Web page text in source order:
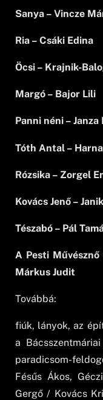
Sanya – Vincze
Ria – Csáki Edina
Öcsi – Krajnik-
Margó – Bajor Lili
Panni néni –
Tóth Antal –
Rózsika – Zorgel
Kovács Jenő –
Tészabó – Pál
A Pesti
Márkus Judit
Továbbá:
fiúk, lányok, az
a
paradicsom-
Fésűs Ákos,
Gergő / Kovács